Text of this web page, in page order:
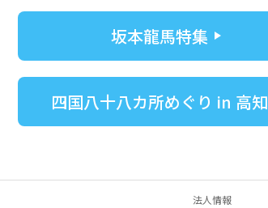
坂本龍馬特集
四国八十八カ所めぐり in 高知
法人情報